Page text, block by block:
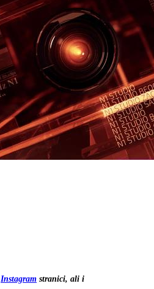
Instagram stranici, ali i